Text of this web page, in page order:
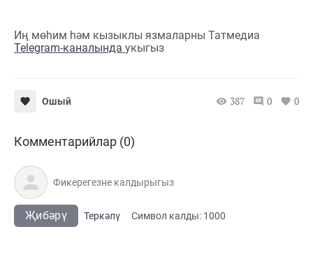
Иң мөһим һәм кызыклы язмаларны Татмедиа
Telegram-каналында укыгыз
Ошый 387 0 0
Комментарийлар (0)
Җибәрү Теркәлү Cимвол калды: 1000